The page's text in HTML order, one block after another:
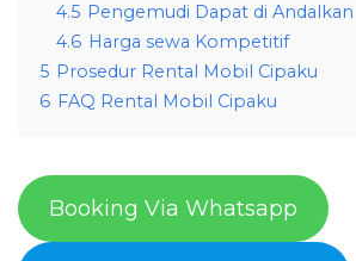
4.5 Pengemudi Dapat di Andalkan
4.6 Harga sewa Kompetitif
5 Prosedur Rental Mobil Cipaku
6 FAQ Rental Mobil Cipaku
Booking Via Whatsapp